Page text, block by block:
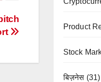
Product
Stock
बिज़नेस (31)